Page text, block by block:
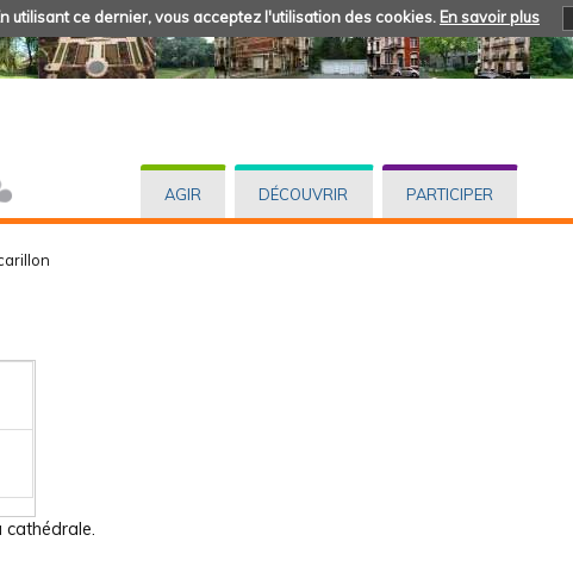
utilisant ce dernier, vous acceptez l'utilisation des cookies. En savoir plus
AGIR DÉCOUVRIR PARTICIPER
cathédrale.